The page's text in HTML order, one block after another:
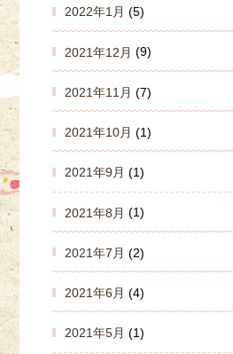
2022年1月 (5)
2021年12月 (9)
2021年11月 (7)
2021年10月 (1)
2021年9月 (1)
2021年8月 (1)
2021年7月 (2)
2021年6月 (4)
2021年5月 (1)